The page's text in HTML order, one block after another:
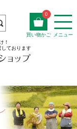
0
買い物かご
メニュー
！
しております